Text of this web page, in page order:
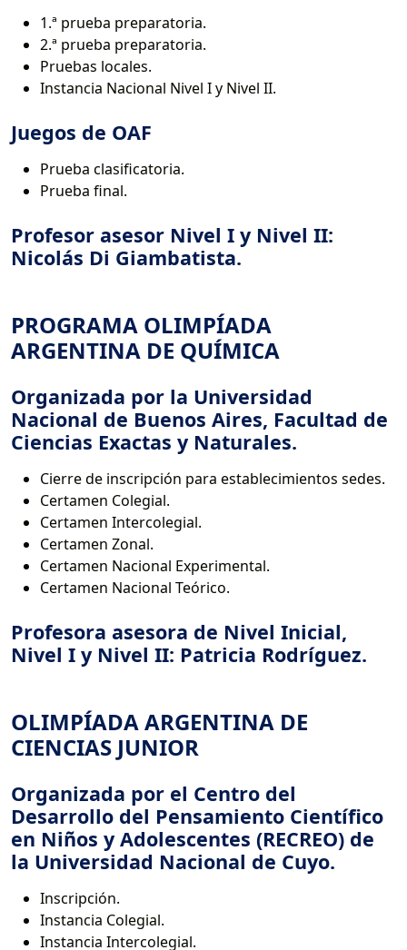
1.ª prueba preparatoria.
2.ª prueba preparatoria.
Pruebas locales.
Instancia Nacional Nivel I y Nivel II.
Juegos de OAF
Prueba clasificatoria.
Prueba final.
Profesor asesor Nivel I y Nivel II:
Nicolás Di Giambatista.
PROGRAMA OLIMPÍADA
ARGENTINA DE QUÍMICA
Organizada por la Universidad
Nacional de Buenos Aires, Facultad de
Ciencias Exactas y Naturales.
Cierre de inscripción para establecimientos sedes.
Certamen Colegial.
Certamen Intercolegial.
Certamen Zonal.
Certamen Nacional Experimental.
Certamen Nacional Teórico.
Profesora asesora de Nivel Inicial,
Nivel I y Nivel II: Patricia Rodríguez.
OLIMPÍADA ARGENTINA DE
CIENCIAS JUNIOR
Organizada por el Centro del
Desarrollo del Pensamiento Científico
en Niños y Adolescentes (RECREO) de
la Universidad Nacional de Cuyo.
Inscripción.
Instancia Colegial.
Instancia Intercolegial.